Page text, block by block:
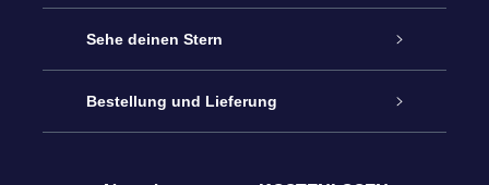
Kontakt
Blog
Sterne schenken
OSR-Geschenkpaket
Sehe deinen Stern
Sternregister
Bestellung und Lieferung